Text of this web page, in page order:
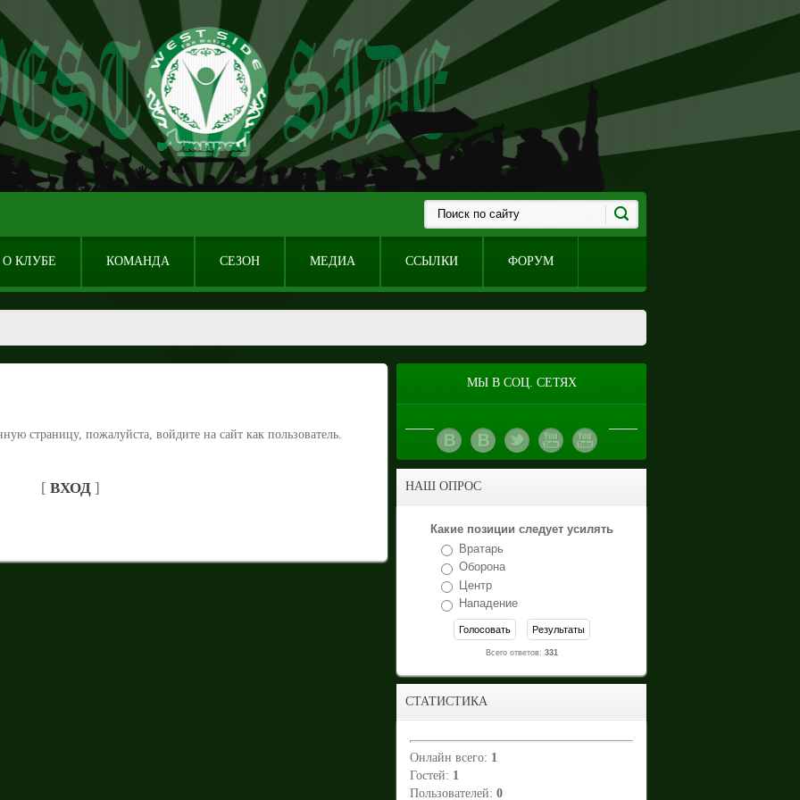
О КЛУБЕ КОМАНДА СЕЗОН МЕДИА ССЫЛКИ ФОРУМ
страницу, пожалуйста, войдите на сайт как пользователь.
[ ВХОД ]
МЫ В СОЦ. СЕТЯХ
НАШ ОПРОС
Какие позиции следует усилять
Вратарь
Оборона
Центр
Нападение
Всего ответов: 331
СТАТИСТИКА
Онлайн всего: 1
Гостей: 1
Пользователей: 0